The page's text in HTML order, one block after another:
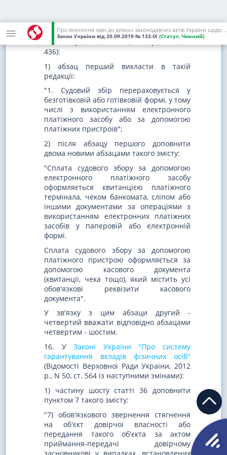
Про внесення змін до деяких законодавчих актів України щодо стимулювання інвестиційної діяльності в Україні
Закон України від 20.09.2019 № 132-IX (Статус: Чинний)
України "Про судовий збір"(Відомості
Верховної Ради України, 2012 р., N 14, ст.
87; 2015 р., N 33, ст. 323; 2017 р., N 48, ст.
436):
1) абзац перший викласти в такій
редакції:
"1. Судовий збір перераховується у
безготівковій або готівковій формі, у тому
числі з використанням електронного
платіжного засобу або за допомогою
платіжних пристроїв";
2) після абзацу першого доповнити
двома новими абзацами такого змісту:
"Сплата судового збору за допомогою
електронного платіжного засобу
оформляється квитанцією платіжного
термінала, чеком банкомата, сліпом або
іншими документами за операціями з
використанням електронних платіжних
засобів у паперовій або електронній
формі.
Сплата судового збору за допомогою
платіжного пристрою оформляється за
допомогою касового документа
(квитанції, чека тощо), який містить усі
обов'язкові реквізити касового
документа".
У зв'язку з цим абзаци другий -
четвертий вважати відповідно абзацами
четвертим - шостим.
16. УЗаконі України "Про систему
гарантування вкладів фізичних осіб"
(Відомості Верховної Ради України, 2012
р., N 50, ст. 564 із наступними змінами):
1) частину шосту статті 36 доповнити
пунктом 7 такого змісту:
"7) обов'язкового звернення стягнення
на об'єкт довірчої власності або
передання такого об'єкта за актом
приймання-передачі довірчому
засновникові у випадках, встановлених